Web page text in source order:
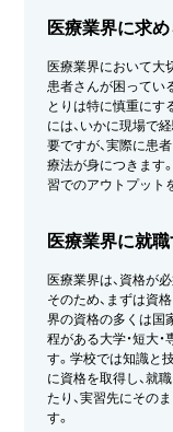
医療業界に求
医療業界において大
患者さんが困ってい
とりは特に慎重にす
には、いかに現場で
要ですが、実際に患
療法が身につきます
習でのアウトプット
医療業界に就
医療業界は、資格が
そのため、まずは資
界の資格の多くは国
程がある大学・短大
す。学校では知識と
に資格を取得し、就
たり、実習先にその
す。